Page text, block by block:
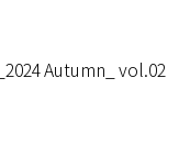
Autumn_ vol.02